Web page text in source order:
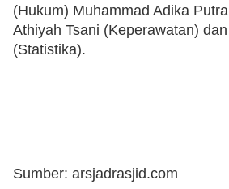
(Hukum) Muhammad Adika
Athiyah Tsani (Keperawatan)
(Statistika).
Sumber: arsjadrasjid.com